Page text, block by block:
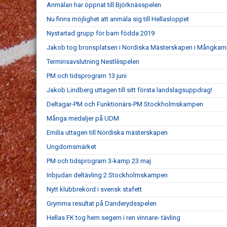
Anmälan har öppnat till Björknässpelen
Nu finns möjlighet att anmäla sig till Hellasloppet
Nystartad grupp för barn födda 2019
Jakob tog bronsplatsen i Nordiska Mästerskapen i
Terminsavslutning Nestlèspelen
PM och tidsprogram 13 juni
Jakob Lindberg uttagen till sitt första landslagsuppdrag!
Deltagar-PM och Funktionärs-PM Stockholmskampen
Många medaljer på UDM
Emilia uttagen till Nordiska mästerskapen
Ungdomsmärket
PM och tidsprogram 3-kamp 23 maj
Inbjudan deltävling 2 Stockholmskampen
Nytt klubbrekord i svensk stafett
Grymma resultat på Danderydsspelen
Hellas FK tog hem segern i ren vinnare- tävling